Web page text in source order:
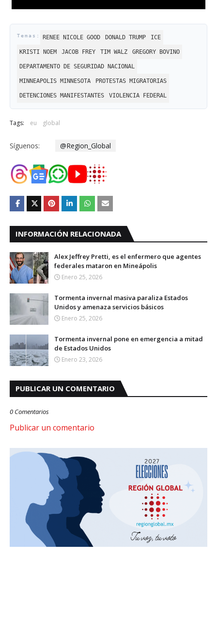
RENEE NICOLE GOOD DONALD TRUMP ICE
KRISTI NOEM JACOB FREY TIM WALZ GREGORY BOVINO
DEPARTAMENTO DE SEGURIDAD NACIONAL
MINNEAPOLIS MINNESOTA PROTESTAS MIGRATORIAS
DETENCIONES MANIFESTANTES VIOLENCIA FEDERAL
Tags: eu global
Síguenos: @Region_Global
INFORMACIÓN RELACIONADA
Alex Jeffrey Pretti, es el enfermero que agentes
federales mataron en Mineápolis
Enero 25, 2026
Tormenta invernal masiva paraliza Estados
Unidos y amenaza servicios básicos
Enero 25, 2026
Tormenta invernal pone en emergencia a mitad
de Estados Unidos
Enero 23, 2026
PUBLICAR UN COMENTARIO
0 Comentarios
Publicar un comentario